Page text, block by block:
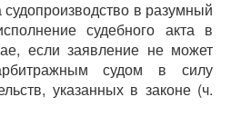
в разумный
судебного акта в
если заявление не может
судом в силу
указанных в законе (ч.